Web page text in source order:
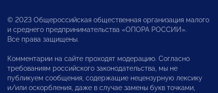
© 2023 Общероссийская общественная организация малого
и среднего предпринимательства «ОПОРА РОССИИ».
Все права защищены.
Комментарии на сайте проходят модерацию. Согласно
требованиям российского законодательства, мы не
публикуем сообщения, содержащие нецензурную лексику
и/или оскорбления, даже в случае замены букв точками,